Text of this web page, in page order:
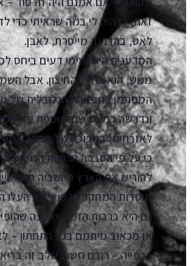
זאת, די היה לי במה שראיתי כדי
לאט, בהדרגה מייסרת, לאבן.
המדענים היו תמימי דעים ביחס
ממש, הוא בחלל החיצון. אבל
המסתמן בתפזורת הגלובלית של
ונדרשה כמעט שנה נוספת עד
לאזרחים, במבוכה של מבוגר
כי על פי הסברה הרווחת הנגיף
להוריש את הארץ מיושביה
מוסדות המחקר הרפואי לא העלו
גם היא ברבות הזמן; ומשעה
או מכאוב מיתמם בגב התחתון –
בכפייה – רובם חשו בשלב זה